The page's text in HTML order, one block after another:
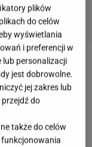
z
z tych dań,
najbardziej
na
kojarzy się z
plików
do celów
wyświetlania
i preferencji w
lub personalizacji
jest dobrowolne.
jej zakres lub
do
także do celów